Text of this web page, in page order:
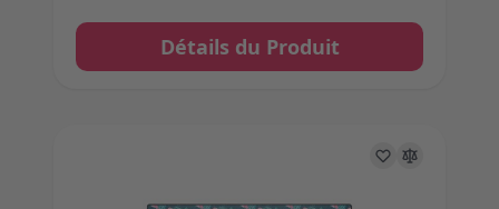
Détails du Produit